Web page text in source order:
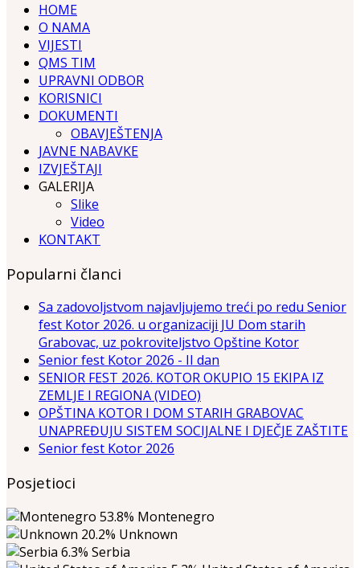
HOME
O NAMA
VIJESTI
QMS TIM
UPRAVNI ODBOR
KORISNICI
DOKUMENTI
OBAVJEŠTENJA
JAVNE NABAVKE
IZVJEŠTAJI
GALERIJA
Slike
Video
KONTAKT
Popularni članci
Sa zadovoljstvom najavljujemo treći po redu Senior
fest Kotor 2026. u organizaciji JU Dom starih
Grabovac, uz pokroviteljstvo Opštine Kotor
Senior fest Kotor 2026 - II dan
SENIOR FEST 2026. KOTOR OKUPIO 15 EKIPA IZ
ZEMLJE I REGIONA (VIDEO)
OPŠTINA KOTOR I DOM STARIH GRABOVAC
UNAPREĐUJU SISTEM SOCIJALNE I DJEČJE ZAŠTITE
Senior fest Kotor 2026
Posjetioci
53.8% Montenegro
20.2% Unknown
6.3% Serbia